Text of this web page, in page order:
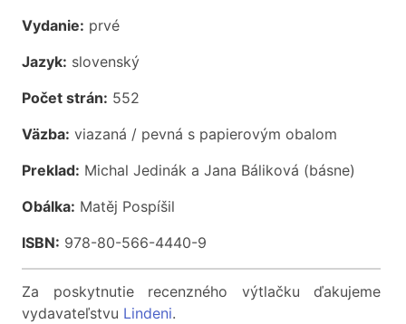
Vydanie: prvé
Jazyk: slovenský
Počet strán: 552
Väzba: viazaná / pevná s papierovým obalom
Preklad: Michal Jedinák a Jana Báliková (básne)
Obálka: Matěj Pospíšil
ISBN: 978-80-566-4440-9
Za poskytnutie recenzného výtlačku ďakujeme
vydavateľstvu Lindeni.